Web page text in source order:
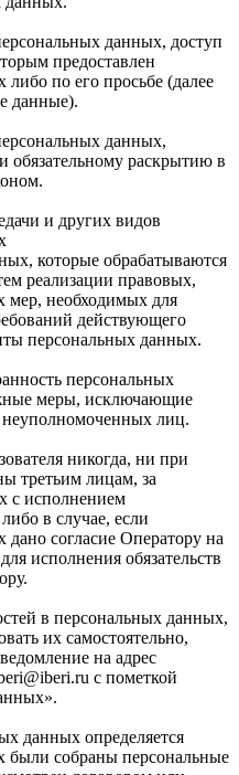
данных, доступ
предоставлен
по его просьбе (далее
данные).
данных,
раскрытию в
и других видов
которые обрабатываются
реализации правовых,
мер, необходимых для
действующего
персональных данных.
персональных
меры, исключающие
лиц.
никогда, ни при
третьим лицам, за
с исполнением
в случае, если
согласие Оператору на
исполнения обязательств
в персональных данных,
их самостоятельно,
на адрес
с пометкой
данных определяется
были собраны персональные